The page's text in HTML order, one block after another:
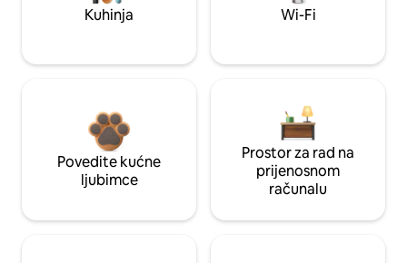
Kuhinja Wi-Fi
Povedite kućne
ljubimce
Prostor za rad na
prijenosnom
računalu